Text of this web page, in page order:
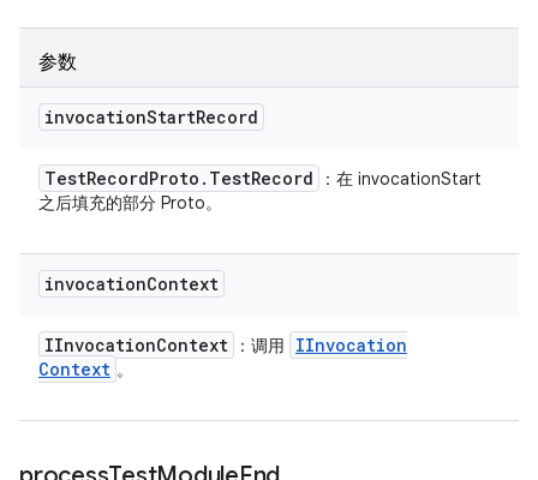
参数
invocationStartRecord
TestRecordProto . TestRecord
：在 invocationStart
之后填充的部分 Proto。
invocationContext
IInvocationContext ：调用
IInvocation
Context 。